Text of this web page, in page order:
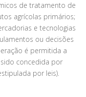
de tratamento de
agrícolas primários;
e tecnologias
ou decisões
é permitida a
concedida por
por leis).